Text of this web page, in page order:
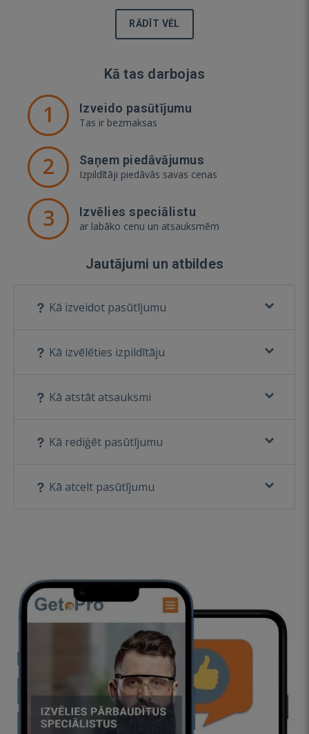
RĀDĪT VĒL
Kā tas darbojas
1 Izveido pasūtījumu
Tas ir bezmaksas
2 Saņem piedāvājumus
Izpildītāji piedāvās savas cenas
3 Izvēlies speciālistu
ar labāko cenu un atsauksmēm
Jautājumi un atbildes
Kā izveidot pasūtījumu
Kā izvēlēties izpildītāju
Kā atstāt atsauksmi
Kā rediģēt pasūtījumu
Kā atcelt pasūtījumu